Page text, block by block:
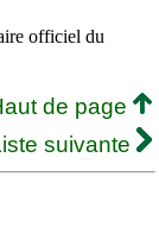
officiel du
de page
suivante